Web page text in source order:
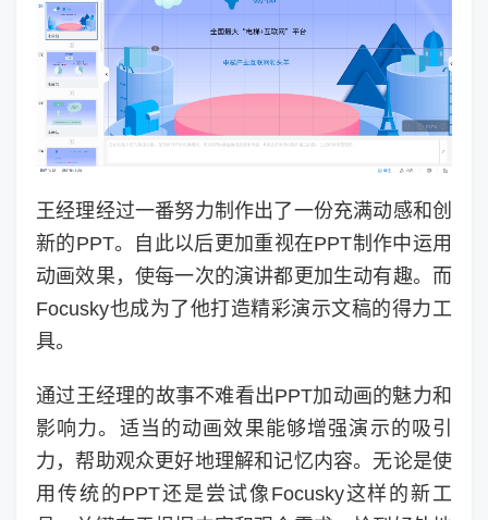
王经理经过一番努力制作出了一份充满动感和创
新的PPT。自此以后更加重视在PPT制作中运用
动画效果，使每一次的演讲都更加生动有趣。而
Focusky也成为了他打造精彩演示文稿的得力工
具。
通过王经理的故事不难看出PPT加动画的魅力和
影响力。适当的动画效果能够增强演示的吸引
力，帮助观众更好地理解和记忆内容。无论是使
用传统的PPT还是尝试像Focusky这样的新工